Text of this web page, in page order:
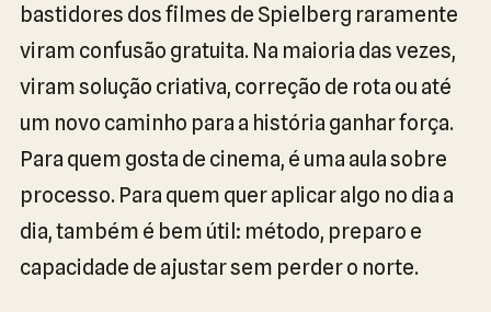
bastidores dos filmes de Spielberg raramente
viram confusão gratuita. Na maioria das vezes,
viram solução criativa, correção de rota ou até
um novo caminho para a história ganhar força.
Para quem gosta de cinema, é uma aula sobre
processo. Para quem quer aplicar algo no dia a
dia, também é bem útil: método, preparo e
capacidade de ajustar sem perder o norte.